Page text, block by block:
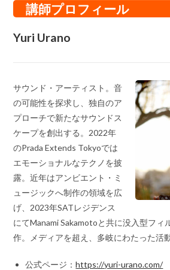
講師プロフィール
Yuri Urano
サウンド・アーティスト。音
の可能性を探求し、独自のア
プローチで新たなサウンドス
ケープを創出する。2022年
のPrada Extends Tokyoでは
エモーショナルなテクノを披
露。近年はアンビエント・ミ
ュージックへ制作の領域を広
げ、2023年SATレジデンス
にてManami Sakamotoと共に没入型フ
作。メディアを超え、多岐にわたった活
公式ページ：https://yuri-urano.com/